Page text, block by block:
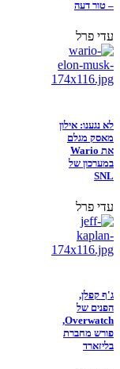
– טור דעה
עדי פרל
לא נגענו: אילון
מאסק מגלם
את Wario
במערכון של
SNL
עדי פרל
ג'ף קפלן,
הפנים של
Overwatch,
פורש מחברת
בליזארד